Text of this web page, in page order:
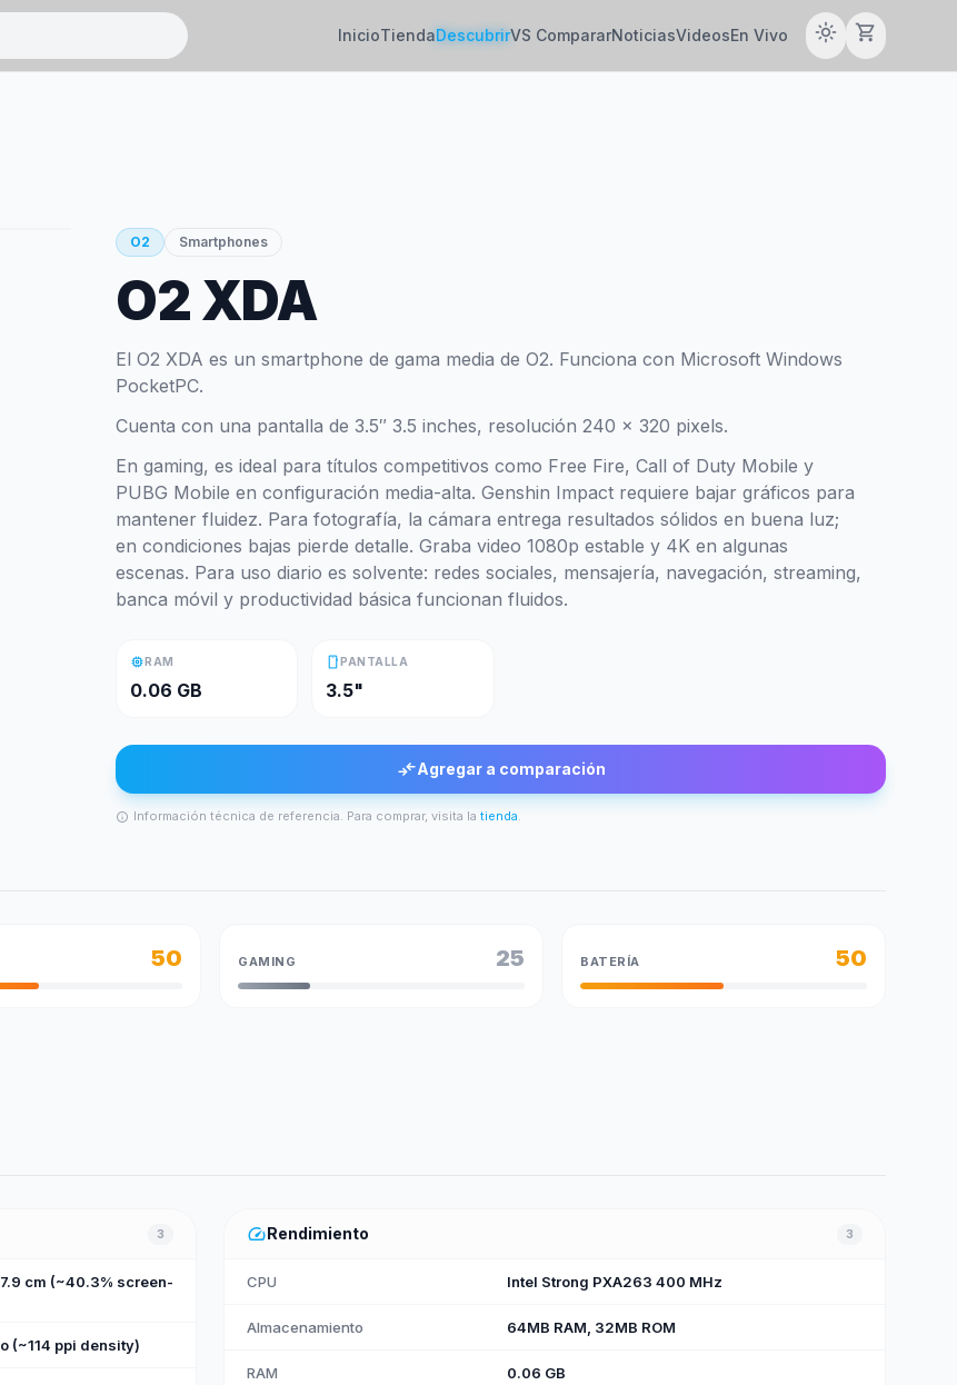
InicioTiendaDescubrirVS CompararNoticiasVideosEn Vivo light_mode shopping_cart
O2 Smartphones
O2 XDA
El O2 XDA es un smartphone de gama media de O2. Funciona con Microsoft Windows
PocketPC.
Cuenta con una pantalla de 3.5″ 3.5 inches, resolución 240 x 320 pixels.
En gaming, es ideal para títulos competitivos como Free Fire, Call of Duty Mobile y
PUBG Mobile en configuración media-alta. Genshin Impact requiere bajar gráficos para
mantener fluidez. Para fotografía, la cámara entrega resultados sólidos en buena luz;
en condiciones bajas pierde detalle. Graba video 1080p estable y 4K en algunas
escenas. Para uso diario es solvente: redes sociales, mensajería, navegación, streaming,
banca móvil y productividad básica funcionan fluidos.
memoryRAM
0.06 GB
smartphonePANTALLA
3.5"
compare_arrowsAgregar a comparación
info Información técnica de referencia. Para comprar, visita la tienda.
50 GAMING 25 BATERÍA 50
3
cm (~40.3% screen-
(~114 ppi density)
speedRendimiento 3
CPU Intel Strong PXA263 400 MHz
Almacenamiento 64MB RAM, 32MB ROM
RAM 0.06 GB